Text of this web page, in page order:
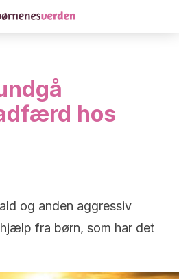
hos
og anden aggressiv
fra børn, som har det